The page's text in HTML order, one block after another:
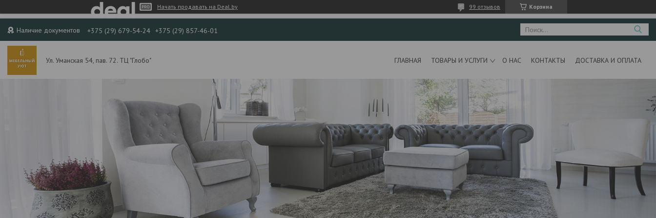
Начать продавать на Deal.by Корзина
99 отзывов
Наличие документов +375 (29) 679-54-24 +375 (29) 857-46-01
Ул. Уманская 54, пав. 72. ТЦ "Глобо" ГЛАВНАЯ ТОВАРЫ И УСЛУГИ О НАС КОНТАКТЫ ДОСТАВКА И ОПЛАТА